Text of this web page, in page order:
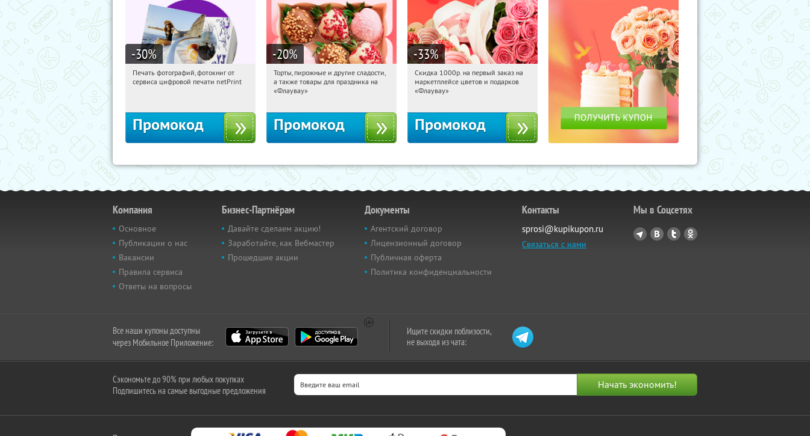
-30%
15:29:22 Получили:
Печать фотографий, фотокниг от
сервиса цифровой печати netPrint
Промокод
-20%
15:29:22 Получили:
Россия
Торты, пирожные и другие сладости,
а также товары для праздника на
«Флаувау»
Промокод
-33%
15:29:22 Получили:
Россия
Скидка 1000р. на первый заказ на
маркетплейсе цветов и подарков
«Флаувау»
Промокод
Компания
Основное
Публикации о нас
Вакансии
Правила сервиса
Ответы на вопросы
Бизнес-Партнёрам
Давайте сделаем акцию!
Заработайте, как Вебмастер
Прошедшие акции
Документы
Агентский договор
Лицензионный договор
Публичная оферта
Политика конфиденциальности
Контакты
sprosi@kupikupon.ru
Связаться с нами
Мы в Соцсетях
Все наши купоны доступны
через Мобильное Приложение:
Ищите скидки поблизости,
не выходя из чата:
Сэкономьте до 90% при любых покупках
Подпишитесь на самые выгодные предложения